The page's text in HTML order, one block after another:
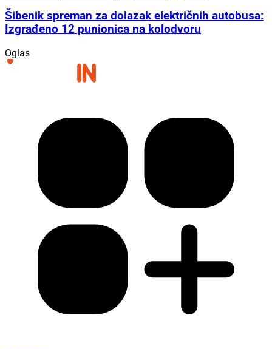
Šibenik spreman za dolazak električnih autobusa:
Izgrađeno 12 punionica na kolodvoru
Oglas